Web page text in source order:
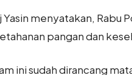
Yasin menyatakan,
pangan dan
ini sudah dirancang